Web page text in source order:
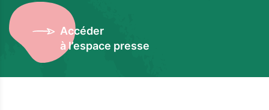
Accéder
à l’espace presse